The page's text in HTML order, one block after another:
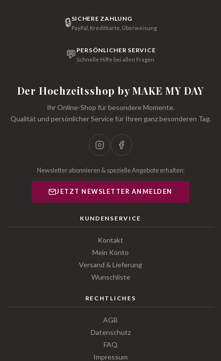
🔒SICHERE ZAHLUNG
PayPal, Kreditkarte, Überweisung
💬 PERSÖNLICHER SERVICE
Schnelle Hilfe bei allen Fragen
Der Hochzeitsshop by MAKE MY DAY
Ihr Online-Shop für besondere Momente.
Qualität und persönlicher Service für Ihren ganz besonderen Tag.
Newsletter abonnieren & spezielle Angebote erhalten:
JETZT NEWSLETTER ANMELDEN
KUNDENSERVICE
Kontakt
Mein Konto
Versand & Lieferung
Wunschliste
RECHTLICHES
AGB
Datenschutz
FAQ
Impressum